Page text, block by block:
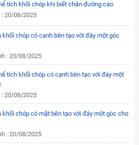
tích khối chóp khi biết chân đường cao
20/08/2025
khối chóp có cạnh bên tạo với đáy một góc
: 20/08/2025
tích khối chóp có cạnh bên tạo với đáy một
20/08/2025
khối chóp có mặt bên tạo với đáy một góc cho
: 20/08/2025